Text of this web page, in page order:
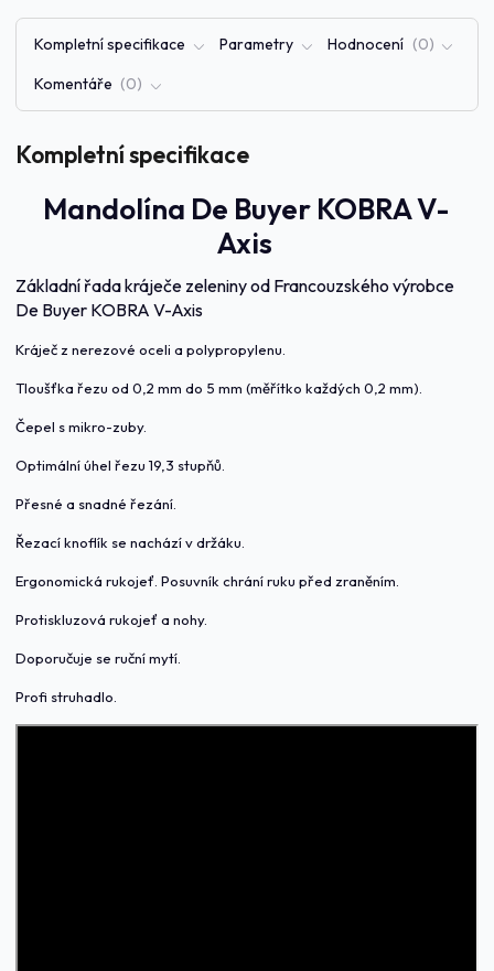
Kompletní specifikace Parametry Hodnocení 0
Komentáře 0
Kompletní specifikace
Mandolína De Buyer KOBRA V-
Axis
Základní řada kráječe zeleniny od Francouzského výrobce
De Buyer KOBRA V-Axis
Kráječ z nerezové oceli a polypropylenu.
Tloušťka řezu od 0,2 mm do 5 mm (měřítko každých 0,2 mm).
Čepel s mikro-zuby.
Optimální úhel řezu 19,3 stupňů.
Přesné a snadné řezání.
Řezací knoflík se nachází v držáku.
Ergonomická rukojeť. Posuvník chrání ruku před zraněním.
Protiskluzová rukojeť a nohy.
Doporučuje se ruční mytí.
Profi struhadlo.